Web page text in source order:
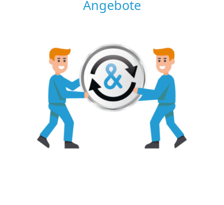
Angebote